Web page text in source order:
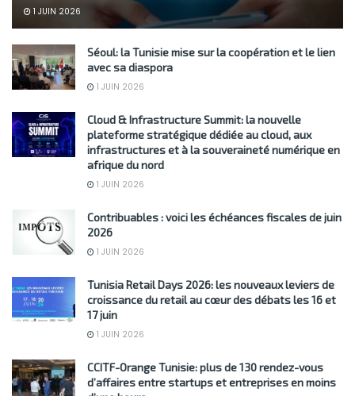
1 JUIN 2026
Séoul: la Tunisie mise sur la coopération et le lien
avec sa diaspora
1 JUIN 2026
Cloud & Infrastructure Summit: la nouvelle
plateforme stratégique dédiée au cloud, aux
infrastructures et à la souveraineté numérique en
afrique du nord
1 JUIN 2026
Contribuables : voici les échéances fiscales de juin
2026
1 JUIN 2026
Tunisia Retail Days 2026: les nouveaux leviers de
croissance du retail au cœur des débats les 16 et
17 juin
1 JUIN 2026
CCITF-Orange Tunisie: plus de 130 rendez-vous
d’affaires entre startups et entreprises en moins